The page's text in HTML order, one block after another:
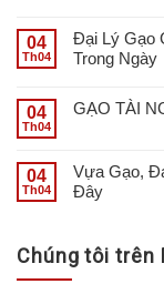
04
Th04
Đại Lý Gạo
Trong Ngày
04
Th04
GẠO TÀI
04
Th04
Vựa Gạo,
Đây
Chúng tôi trên